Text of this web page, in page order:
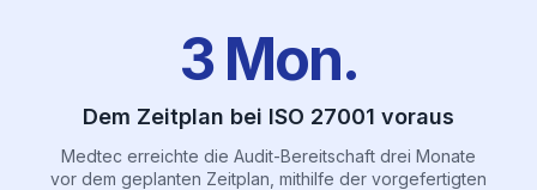
3 Mon.
Dem Zeitplan bei ISO 27001 voraus
Medtec erreichte die Audit-Bereitschaft drei Monate
vor dem geplanten Zeitplan, mithilfe der vorgefertigten